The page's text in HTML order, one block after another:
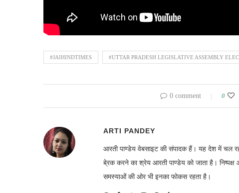
#JAIHINDTIMES #UTTAR PRADESH LEGISLATIVE ASSEMBLY
0 comment 0
ARTI PANDEY
आरती पाण्डेय वेबसाइट की संपादक हैं। यह देश में चल
बे्रक करने का श्रेय आरती पाण्डेय को जाता है।
समस्याओं की ओर भी इनका फोकस रहता है।